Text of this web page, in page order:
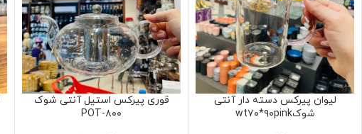
لیوان پیرکس دسته دار آنتی
شوکwt۷۰*۹۰pink
قوری پیرکس استیل آنتی شوک
POT-۸۰۰